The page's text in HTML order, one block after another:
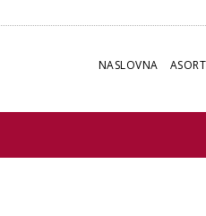
NASLOVNA